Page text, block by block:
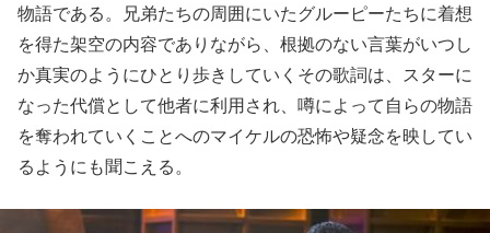
物語である。兄弟たちの周囲にいたグルーピーたちに着想
を得た架空の内容でありながら、根拠のない言葉がいつし
か真実のようにひとり歩きしていくその歌詞は、スターに
なった代償として他者に利用され、噂によって自らの物語
を奪われていくことへのマイケルの恐怖や疑念を映してい
るようにも聞こえる。